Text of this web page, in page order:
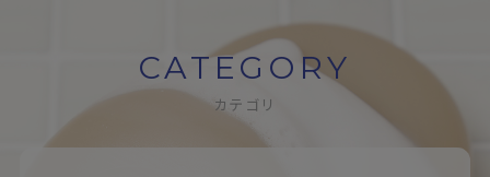
CATEGORY
カテゴリ